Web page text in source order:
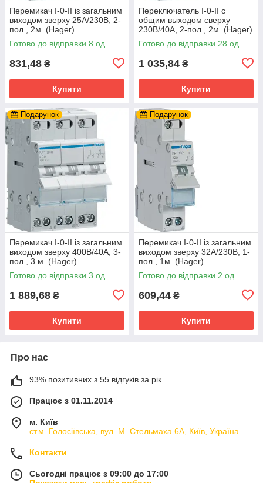
Перемикач I-0-II із загальним
виходом зверху 25А/230В, 2-
пол., 2м. (Hager)
Готово до відправки 8 од.
831,48 ₴
Купити
Переключатель I-0-II с
общим выходом сверху
230В/40А, 2-пол., 2м. (Hager)
Готово до відправки 28 од.
1 035,84 ₴
Купити
Подарунок
Перемикач I-0-II із загальним
виходом зверху 400В/40А, 3-
пол., 3 м. (Hager)
Готово до відправки 3 од.
1 889,68 ₴
Купити
Подарунок
Перемикач I-0-II із загальним
виходом зверху 32А/230В, 1-
пол., 1м. (Hager)
Готово до відправки 2 од.
609,44 ₴
Купити
Про нас
93% позитивних з 55 відгуків за рік
Працює з 01.11.2014
м. Київ
ст.м. Голосіївська, вул. М. Стельмаха 6А, Київ, Україна
Контакти
Сьогодні працює з 09:00 до 17:00